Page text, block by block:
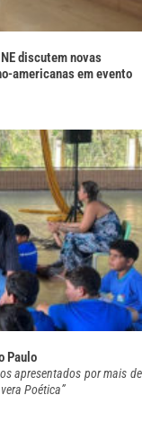
discutem novas
americanas em evento
Paulo
apresentados por mais de
Poética”